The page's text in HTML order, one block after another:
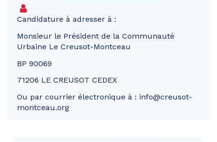
Candidature à adresser à :
Monsieur le Président de la Communauté
Urbaine Le Creusot-Montceau
BP 90069
71206 LE CREUSOT CEDEX
Ou par courrier électronique à : info@creusot-
montceau.org